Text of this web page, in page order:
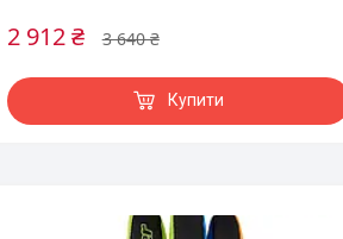
3 640 ₴
2 912 ₴
Купити